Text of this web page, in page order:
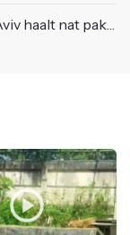
Amsterdamse gracht